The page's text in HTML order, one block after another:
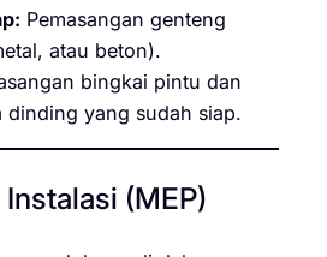
Pemasangan genteng
atau beton).
bingkai pintu dan
dinding yang sudah siap.
(MEP)